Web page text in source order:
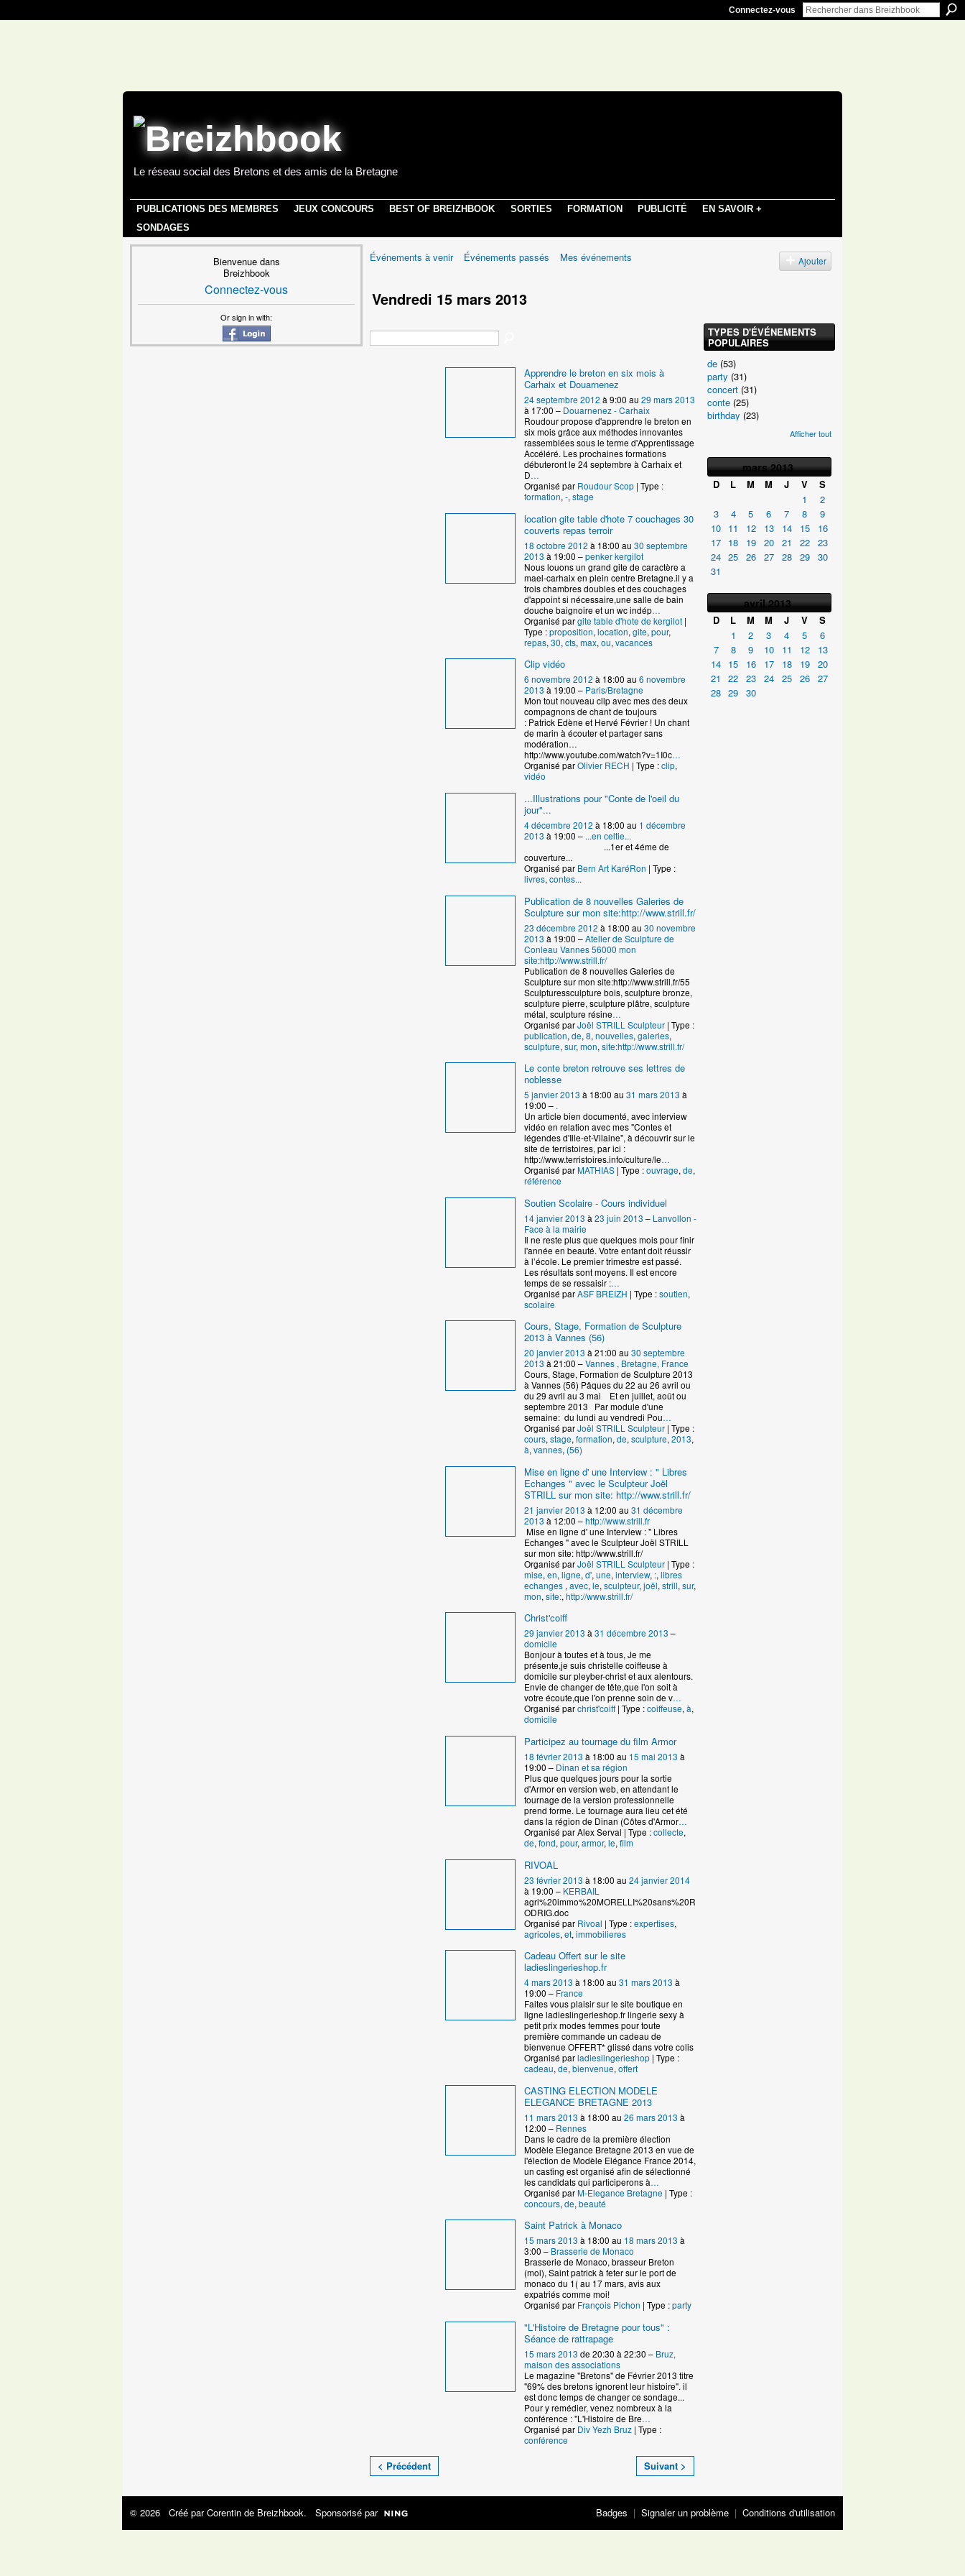
Connectez-vous
Le réseau social des Bretons et des amis de la Bretagne
PUBLICATIONS DES MEMBRES JEUX CONCOURS BEST OF BREIZHBOOK SORTIES FORMATION PUBLICITÉ
EN SAVOIR +
SONDAGES
Bienvenue dans
Breizhbook
Connectez-vous
Or sign in with:
Événements à venir Événements passés Mes événements Ajouter
Vendredi 15 mars 2013
Apprendre le breton en six mois à
Carhaix et Douarnenez
24 septembre 2012 à 9:00 au 29 mars 2013
à 17:00 – Douarnenez - Carhaix
Roudour propose d'apprendre le breton en
six mois grâce aux méthodes innovantes
rassemblées sous le terme d'Apprentissage
Accéléré. Les prochaines formations
débuteront le 24 septembre à Carhaix et
D…
Organisé par Roudour Scop | Type :
formation, -, stage
location gite table d'hote 7 couchages 30
couverts repas terroir
18 octobre 2012 à 18:00 au 30 septembre
2013 à 19:00 –penker kergilot
Nous louons un grand gite de caractère a
mael-carhaix en plein centre Bretagne.il y a
trois chambres doubles et des couchages
d'appoint si nécessaire,une salle de bain
douche baignoire et un wc indép…
Organisé pargite table d'hote de kergilot |
Type :proposition, location, gite, pour,
repas, 30, cts, max, ou, vacances
Clip vidéo
6 novembre 2012 à 18:00 au 6 novembre
2013 à 19:00 – Paris/Bretagne
Mon tout nouveau clip avec mes des deux
compagnons de chant de toujours
: Patrick Edène et Hervé Février ! Un chant
de marin à écouter et partager sans
modération…
http://www.youtube.com/watch?v=1I0c…
Organisé parOlivier RECH | Type :clip,
vidéo
...Illustrations pour "Conte de l'oeil du
jour"...
4 décembre 2012 à 18:00 au 1 décembre
2013 à 19:00 – ...en celtie...
...1er et 4éme de
couverture...
Organisé par Bern Art KaréRon | Type :
livres, contes...
Publication de 8 nouvelles Galeries de
Sculpture sur mon site:http://www.strill.fr/
23 décembre 2012 à 18:00 au 30 novembre
2013 à 19:00 –Atelier de Sculpture de
Conleau Vannes 56000 mon
site:http://www.strill.fr/
Publication de 8 nouvelles Galeries de
Sculpture sur mon site:http://www.strill.fr/55
Sculpturessculpture bois, sculpture bronze,
sculpture pierre, sculpture plâtre, sculpture
métal, sculpture résine…
Organisé parJoël STRILL Sculpteur | Type :
publication, de, 8, nouvelles, galeries,
sculpture, sur, mon, site:http://www.strill.fr/
Le conte breton retrouve ses lettres de
noblesse
5 janvier 2013 à 18:00 au 31 mars 2013 à
19:00 – .
Un article bien documenté, avec interview
vidéo en relation avec mes "Contes et
légendes d'Ille-et-Vilaine", à découvrir sur le
site de terristoires, par ici :
http://www.terristoires.info/culture/le…
Organisé parMATHIAS | Type :ouvrage, de,
référence
Soutien Scolaire - Cours individuel
14 janvier 2013 à 23 juin 2013 – Lanvollon -
Face à la mairie
Il ne reste plus que quelques mois pour finir
l'année en beauté. Votre enfant doit réussir
à l’école. Le premier trimestre est passé.
Les résultats sont moyens. Il est encore
temps de se ressaisir :…
Organisé parASF BREIZH | Type :soutien,
scolaire
Cours, Stage, Formation de Sculpture
2013 à Vannes (56)
20 janvier 2013 à 21:00 au 30 septembre
2013 à 21:00 –Vannes , Bretagne, France
Cours, Stage, Formation de Sculpture 2013
à Vannes (56) Pâques du 22 au 26 avril ou
du 29 avril au 3 mai Et en juillet, août ou
septembre 2013 Par module d'une
semaine: du lundi au vendredi Pou…
Organisé parJoël STRILL Sculpteur | Type :
cours, stage, formation, de, sculpture, 2013,
à, vannes, (56)
Mise en ligne d' une Interview : " Libres
Echanges " avec le Sculpteur Joël
STRILL sur mon site: http://www.strill.fr/
21 janvier 2013 à 12:00 au 31 décembre
2013 à 12:00 –http://www.strill.fr
Mise en ligne d' une Interview : " Libres
Echanges " avec le Sculpteur Joël STRILL
sur mon site: http://www.strill.fr/
Organisé parJoël STRILL Sculpteur | Type :
mise, en, ligne, d', une, interview, :, libres
echanges , avec, le, sculpteur, joël, strill, sur,
mon, site:, http://www.strill.fr/
Christ'coiff
29 janvier 2013 à31 décembre 2013 –
domicile
Bonjour à toutes et à tous, Je me
présente,je suis christelle coiffeuse à
domicile sur pleyber-christ et aux alentours.
Envie de changer de tête,que l'on soit à
votre écoute,que l'on prenne soin de v…
Organisé parchrist'coiff| Type :coiffeuse,à,
domicile
Participez au tournage du film Armor
18 février 2013 à 18:00 au 15 mai 2013 à
19:00 – Dinan et sa région
Plus que quelques jours pour la sortie
d'Armor en version web, en attendant le
tournage de la version professionnelle
prend forme. Le tournage aura lieu cet été
dans la région de Dinan (Côtes d'Armor…
Organisé par Alex Serval | Type :collecte,
de, fond, pour, armor, le, film
RIVOAL
23 février 2013 à 18:00 au 24 janvier 2014
à 19:00 – KERBAIL
agri%20immo%20MORELLI%20sans%20R
ODRIG.doc
Organisé par Rivoal | Type :expertises,
agricoles, et, immobilieres
Cadeau Offert sur le site
ladieslingerieshop.fr
4 mars 2013 à 18:00 au 31 mars 2013 à
19:00 – France
Faites vous plaisir sur le site boutique en
ligne ladieslingerieshop.fr lingerie sexy à
petit prix modes femmes pour toute
première commande un cadeau de
bienvenue OFFERT* glissé dans votre colis
Organisé parladieslingerieshop | Type :
cadeau, de, bienvenue, offert
CASTING ELECTION MODELE
ELEGANCE BRETAGNE 2013
11 mars 2013 à 18:00 au 26 mars 2013 à
12:00 – Rennes
Dans le cadre de la première élection
Modèle Elegance Bretagne 2013 en vue de
l'élection de Modèle Elégance France 2014,
un casting est organisé afin de sélectionné
les candidats qui participerons à…
Organisé parM-Elegance Bretagne | Type :
concours, de, beauté
Saint Patrick à Monaco
15 mars 2013 à 18:00 au 18 mars 2013 à
3:00 – Brasserie de Monaco
Brasserie de Monaco, brasseur Breton
(moi), Saint patrick à feter sur le port de
monaco du 1( au 17 mars, avis aux
expatriés comme moi!
Organisé par François Pichon | Type :party
"L'Histoire de Bretagne pour tous" :
Séance de rattrapage
15 mars 2013 de 20:30 à 22:30 – Bruz,
maison des associations
Le magazine "Bretons" de Février 2013 titre
"69% des bretons ignorent leur histoire". il
est donc temps de changer ce sondage...
Pour y remédier, venez nombreux à la
conférence : "L'Histoire de Bre…
Organisé par Div Yezh Bruz | Type :
conférence
< Précédent Suivant >
TYPES D'ÉVÉNEMENTS
POPULAIRES
de (53)
party (31)
concert (31)
conte (25)
birthday (23)
Afficher tout
mars 2013
D L M M J V
S
1
2
3
4 5 6 7 8
9
10 11 12 13 14 15
16
17 18 19 20 21 22
23
24 25 26 27 28 29
30
31
avril 2013
D L M M J V
S
1
2 3 4 5
6
7
8 9 10 11 12
13
14 15 16 17 18 19
20
21
22 23 24 25 26
27
28 29 30
© 2026 Créé parCorentin de Breizhbook. Sponsorisé par Badges | Signaler un problème | Conditions d'utilisation